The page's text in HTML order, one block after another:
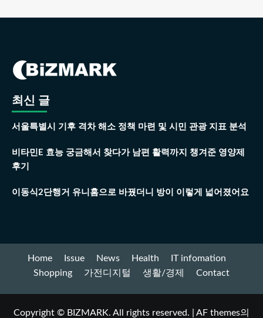
최신 글
서울특별시 기후 격차 해소 정책 마련 및 시민 관광 지표 분석
비타민E 효능 궁금해서 찾다가 남편 활력까지 챙겨준 영양제
후기
이동식2단행거 유니홈으로 바꿨더니 방이 이렇게 넓어졌어요
Home Issue News Health
IT infomation
Shopping
가전디지털 생활/경제 Contact
Copyright © BIZMARK. All rights reserved. AF themes의